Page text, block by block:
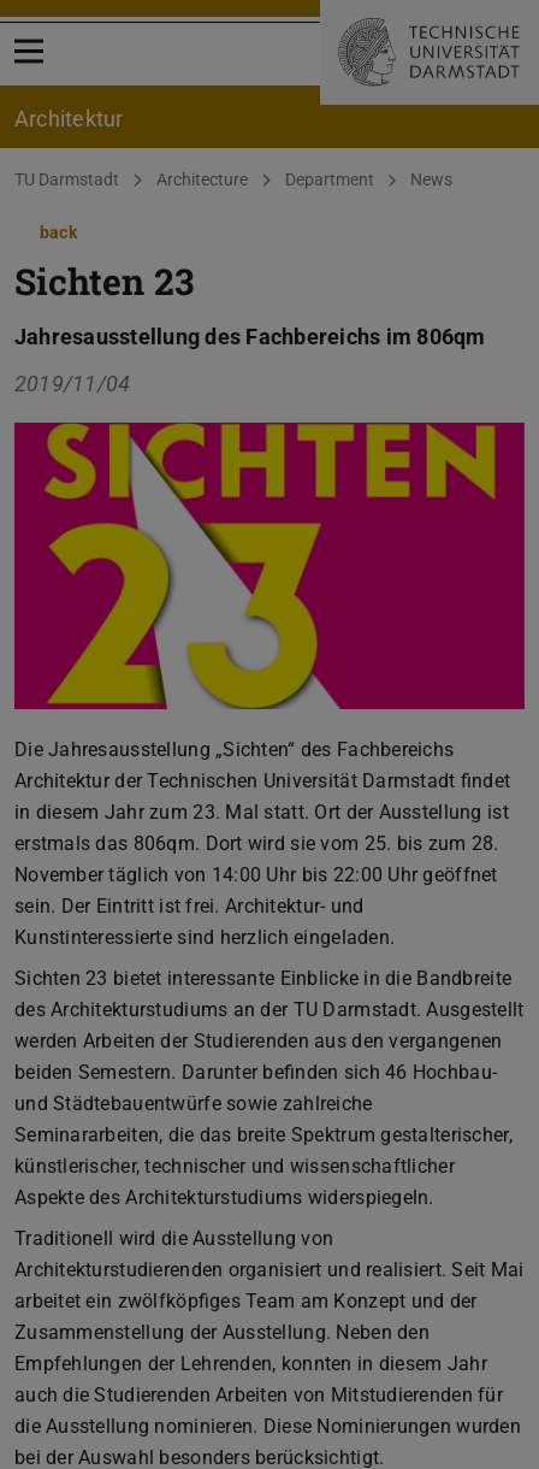
Open menu
Architektur
You are here:
TU Darmstadt Architecture Department News
back
Sichten 23
Jahresausstellung des Fachbereichs im 806qm
2019/11/04
Die Jahresausstellung „Sichten“ des Fachbereichs
Architektur der Technischen Universität Darmstadt findet
in diesem Jahr zum 23. Mal statt. Ort der Ausstellung ist
erstmals das 806qm. Dort wird sie vom 25. bis zum 28.
November täglich von 14:00 Uhr bis 22:00 Uhr geöffnet
sein. Der Eintritt ist frei. Architektur- und
Kunstinteressierte sind herzlich eingeladen.
Sichten 23 bietet interessante Einblicke in die Bandbreite
des Architekturstudiums an der TU Darmstadt. Ausgestellt
werden Arbeiten der Studierenden aus den vergangenen
beiden Semestern. Darunter befinden sich 46 Hochbau-
und Städtebauentwürfe sowie zahlreiche
Seminararbeiten, die das breite Spektrum gestalterischer,
künstlerischer, technischer und wissenschaftlicher
Aspekte des Architekturstudiums widerspiegeln.
Traditionell wird die Ausstellung von
Architekturstudierenden organisiert und realisiert. Seit Mai
arbeitet ein zwölfköpfiges Team am Konzept und der
Zusammenstellung der Ausstellung. Neben den
Empfehlungen der Lehrenden, konnten in diesem Jahr
auch die Studierenden Arbeiten von Mitstudierenden für
die Ausstellung nominieren. Diese Nominierungen wurden
bei der Auswahl besonders berücksichtigt.